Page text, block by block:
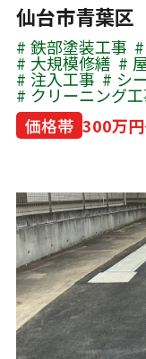
仙台市青葉
鉄部塗装工事
大規模修繕
注入工事 シ
クリーニング
価格帯 300万